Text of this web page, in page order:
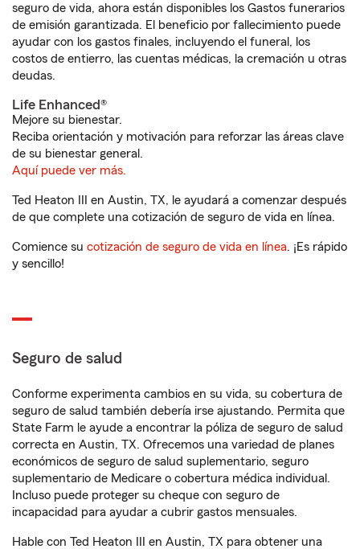
seguro de vida, ahora están disponibles los Gastos funerarios
de emisión garantizada. El beneficio por fallecimiento puede
ayudar con los gastos finales, incluyendo el funeral, los
costos de entierro, las cuentas médicas, la cremación u otras
deudas.
Life Enhanced®
Mejore su bienestar.
Reciba orientación y motivación para reforzar las áreas clave
de su bienestar general.
Aquí puede ver más.
Ted Heaton III en Austin, TX, le ayudará a comenzar después
de que complete una cotización de seguro de vida en línea.
Comience su cotización de seguro de vida en línea. ¡Es rápido
y sencillo!
Seguro de salud
Conforme experimenta cambios en su vida, su cobertura de
seguro de salud también debería irse ajustando. Permita que
State Farm le ayude a encontrar la póliza de seguro de salud
correcta en Austin, TX. Ofrecemos una variedad de planes
económicos de seguro de salud suplementario, seguro
suplementario de Medicare o cobertura médica individual.
Incluso puede proteger su cheque con seguro de
incapacidad para ayudar a cubrir gastos mensuales.
Hable con Ted Heaton III en Austin, TX para obtener una